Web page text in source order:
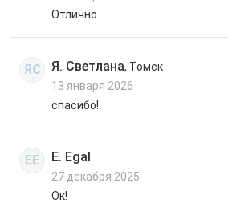
Отлично
ЯС Я. Светлана, Томск
13 января 2026
спасибо!
EE E. Egal
27 декабря 2025
Ок!